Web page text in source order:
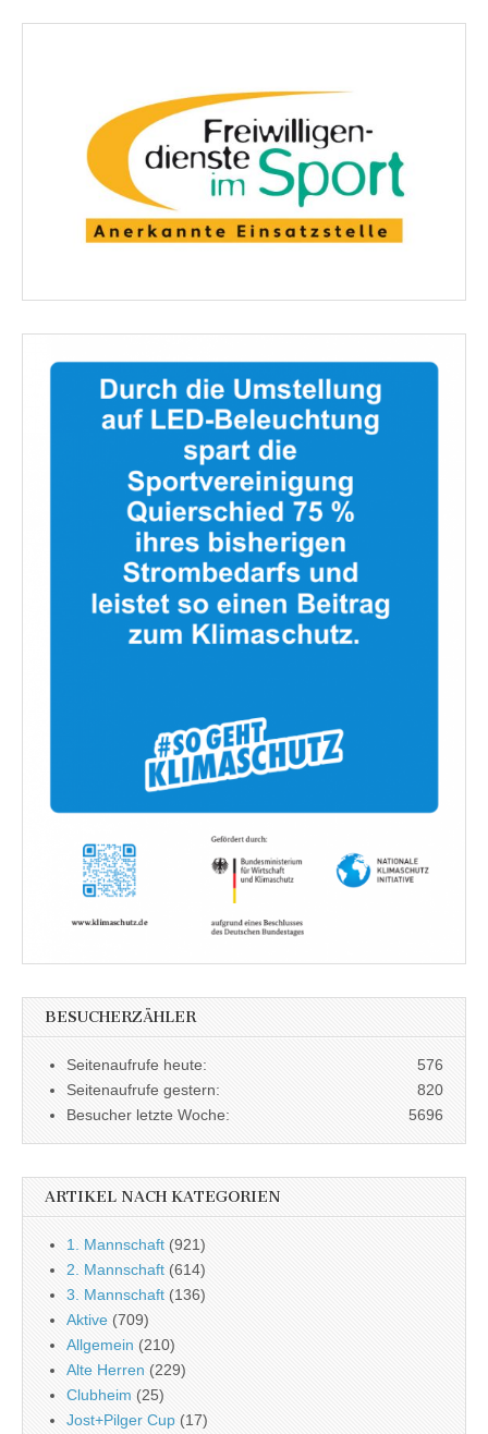
BESUCHERZÄHLER
576
Seitenaufrufe heute:
820
Seitenaufrufe gestern:
5696
Besucher letzte Woche:
ARTIKEL NACH KATEGORIEN
1. Mannschaft (921)
2. Mannschaft (614)
3. Mannschaft (136)
Aktive (709)
Allgemein (210)
Alte Herren (229)
Clubheim (25)
Jost+Pilger Cup (17)